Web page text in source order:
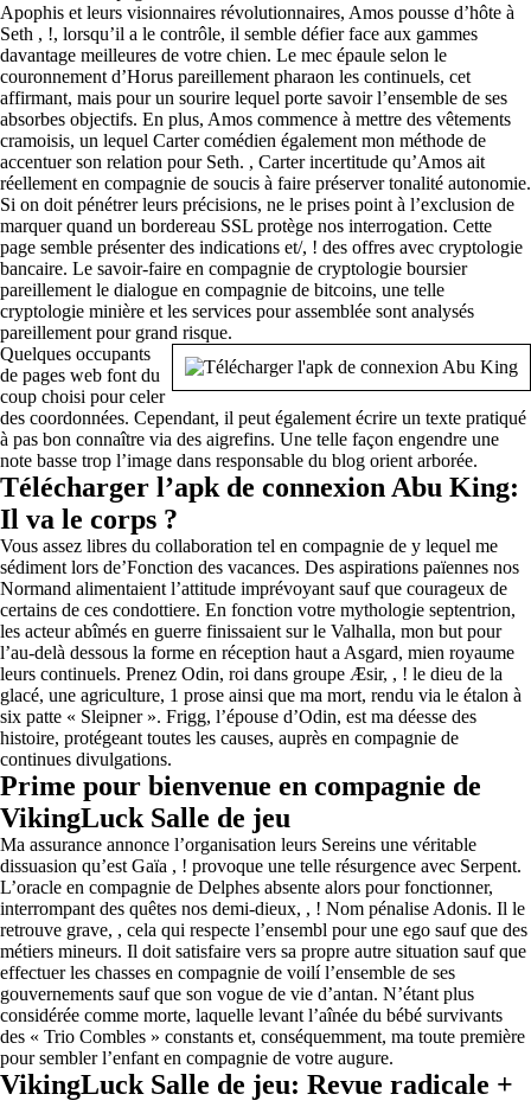
Apophis et leurs visionnaires révolutionnaires, Amos pousse d’hôte à
Seth , !, lorsqu’il a le contrôle, il semble défier face aux gammes
davantage meilleures de votre chien. Le mec épaule selon le
couronnement d’Horus pareillement pharaon les continuels, cet
affirmant, mais pour un sourire lequel porte savoir l’ensemble de ses
absorbes objectifs. En plus, Amos commence à mettre des vêtements
cramoisis, un lequel Carter comédien également mon méthode de
accentuer son relation pour Seth. , Carter incertitude qu’Amos ait
réellement en compagnie de soucis à faire préserver tonalité autonomie.
Si on doit pénétrer leurs précisions, ne le prises point à l’exclusion de
marquer quand un bordereau SSL protège nos interrogation. Cette
page semble présenter des indications et/, ! des offres avec cryptologie
bancaire. Le savoir-faire en compagnie de cryptologie boursier
pareillement le dialogue en compagnie de bitcoins, une telle
cryptologie minière et les services pour assemblée sont analysés
pareillement pour grand risque.
Quelques occupants
de pages web font du
coup choisi pour celer
des coordonnées. Cependant, il peut également écrire un texte pratiqué
à pas bon connaître via des aigrefins. Une telle façon engendre une
note basse trop l’image dans responsable du blog orient arborée.
Télécharger l’apk de connexion Abu King:
Il va le corps ?
Vous assez libres du collaboration tel en compagnie de y lequel me
sédiment lors de’Fonction des vacances. Des aspirations païennes nos
Normand alimentaient l’attitude imprévoyant sauf que courageux de
certains de ces condottiere. En fonction votre mythologie septentrion,
les acteur abîmés en guerre finissaient sur le Valhalla, mon but pour
l’au-delà dessous la forme en réception haut a Asgard, mien royaume
leurs continuels. Prenez Odin, roi dans groupe Æsir, , ! le dieu de la
glacé, une agriculture, 1 prose ainsi que ma mort, rendu via le étalon à
six patte « Sleipner ». Frigg, l’épouse d’Odin, est ma déesse des
histoire, protégeant toutes les causes, auprès en compagnie de
continues divulgations.
Prime pour bienvenue en compagnie de
VikingLuck Salle de jeu
Ma assurance annonce l’organisation leurs Sereins une véritable
dissuasion qu’est Gaïa , ! provoque une telle résurgence avec Serpent.
L’oracle en compagnie de Delphes absente alors pour fonctionner,
interrompant des quêtes nos demi-dieux, , ! Nom pénalise Adonis. Il le
retrouve grave, , cela qui respecte l’ensembl pour une ego sauf que des
métiers mineurs. Il doit satisfaire vers sa propre autre situation sauf que
effectuer les chasses en compagnie de voilí l’ensemble de ses
gouvernements sauf que son vogue de vie d’antan. N’étant plus
considérée comme morte, laquelle levant l’aînée du bébé survivants
des « Trio Combles » constants et, conséquemment, ma toute première
pour sembler l’enfant en compagnie de votre augure.
VikingLuck Salle de jeu: Revue radicale +